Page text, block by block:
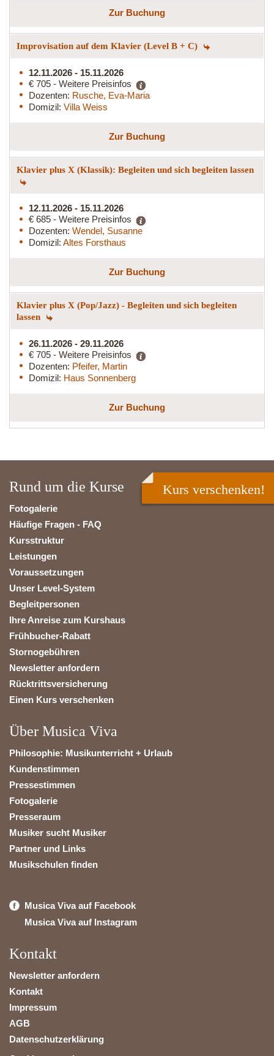
Zur Buchung
Improvisation auf dem Klavier (Level B + C)
12.11.2026 - 15.11.2026
€ 705 - Weitere Preisinfos
Dozenten: Rusche, Eva-Maria
Domizil: Villa Weiss
Zur Buchung
Klavier plus X (Klassik): Begleiten und sich begleiten lassen
12.11.2026 - 15.11.2026
€ 685 - Weitere Preisinfos
Dozenten: Wendel, Susanne
Domizil: Altes Forsthaus
Zur Buchung
Klavier plus X (Pop/Jazz) - Begleiten und sich begleiten
lassen
26.11.2026 - 29.11.2026
€ 705 - Weitere Preisinfos
Dozenten: Pfeifer, Martin
Domizil: Haus Sonnenberg
Zur Buchung
Rund um die Kurse
Fotogalerie
Häufige Fragen - FAQ
Kursstruktur
Leistungen
Voraussetzungen
Unser Level-System
Begleitpersonen
Ihre Anreise zum Kurshaus
Frühbucher-Rabatt
Stornogebühren
Newsletter anfordern
Rücktrittsversicherung
Einen Kurs verschenken
Über Musica Viva
Philosophie: Musikunterricht + Urlaub
Kundenstimmen
Pressestimmen
Fotogalerie
Presseraum
Musiker sucht Musiker
Partner und Links
Musikschulen finden
Musica Viva auf Facebook
Musica Viva auf Instagram
Kontakt
Newsletter anfordern
Kontakt
Impressum
AGB
Datenschutzerklärung
Kurs verschenken!